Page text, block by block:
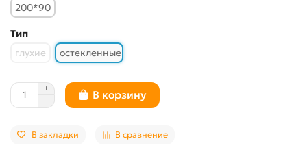
200*90
Тип
глухие
остекленные
В корзину
В закладки В сравнение